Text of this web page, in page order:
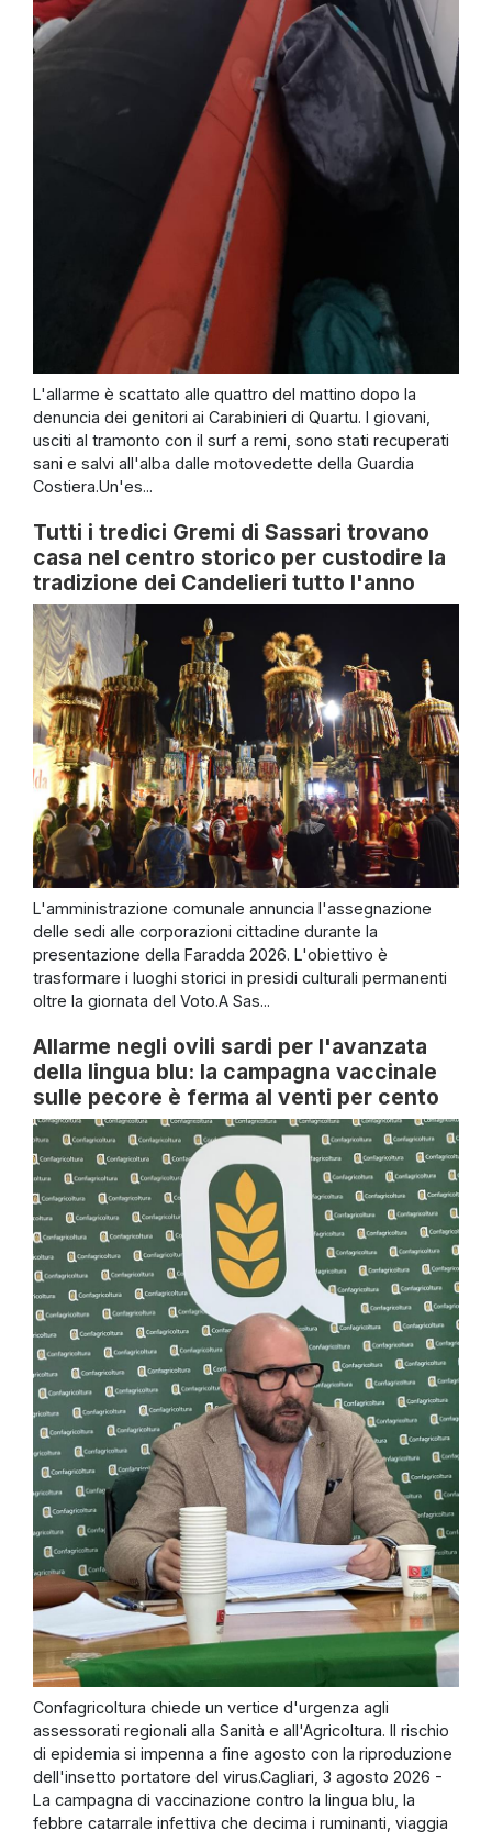
L'allarme è scattato alle quattro del mattino dopo la
denuncia dei genitori ai Carabinieri di Quartu. I giovani,
usciti al tramonto con il surf a remi, sono stati recuperati
sani e salvi all'alba dalle motovedette della Guardia
Costiera.Un'es...
Tutti i tredici Gremi di Sassari trovano
casa nel centro storico per custodire la
tradizione dei Candelieri tutto l'anno
L'amministrazione comunale annuncia l'assegnazione
delle sedi alle corporazioni cittadine durante la
presentazione della Faradda 2026. L'obiettivo è
trasformare i luoghi storici in presidi culturali permanenti
oltre la giornata del Voto.A Sas...
Allarme negli ovili sardi per l'avanzata
della lingua blu: la campagna vaccinale
sulle pecore è ferma al venti per cento
Confagricoltura chiede un vertice d'urgenza agli
assessorati regionali alla Sanità e all'Agricoltura. Il rischio
di epidemia si impenna a fine agosto con la riproduzione
dell'insetto portatore del virus.Cagliari, 3 agosto 2026 -
La campagna di vaccinazione contro la lingua blu, la
febbre catarrale infettiva che decima i ruminanti, viaggia